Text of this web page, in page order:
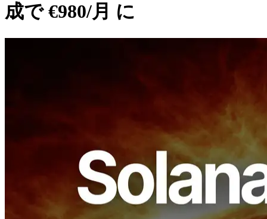
成で €980/月 に
ELSOUL LABO B.V.（本社：オランダ・アムステルダム、代
表取締役CEO：川崎文武）と Validators DAO が運営する
ERPC は、Solana 向け専有 gRPC ノードおよび Shredstream